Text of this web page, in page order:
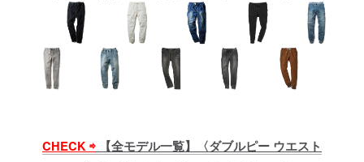
CHECK ⇨ 【全モデル一覧】〈ダブルピー ウエスト